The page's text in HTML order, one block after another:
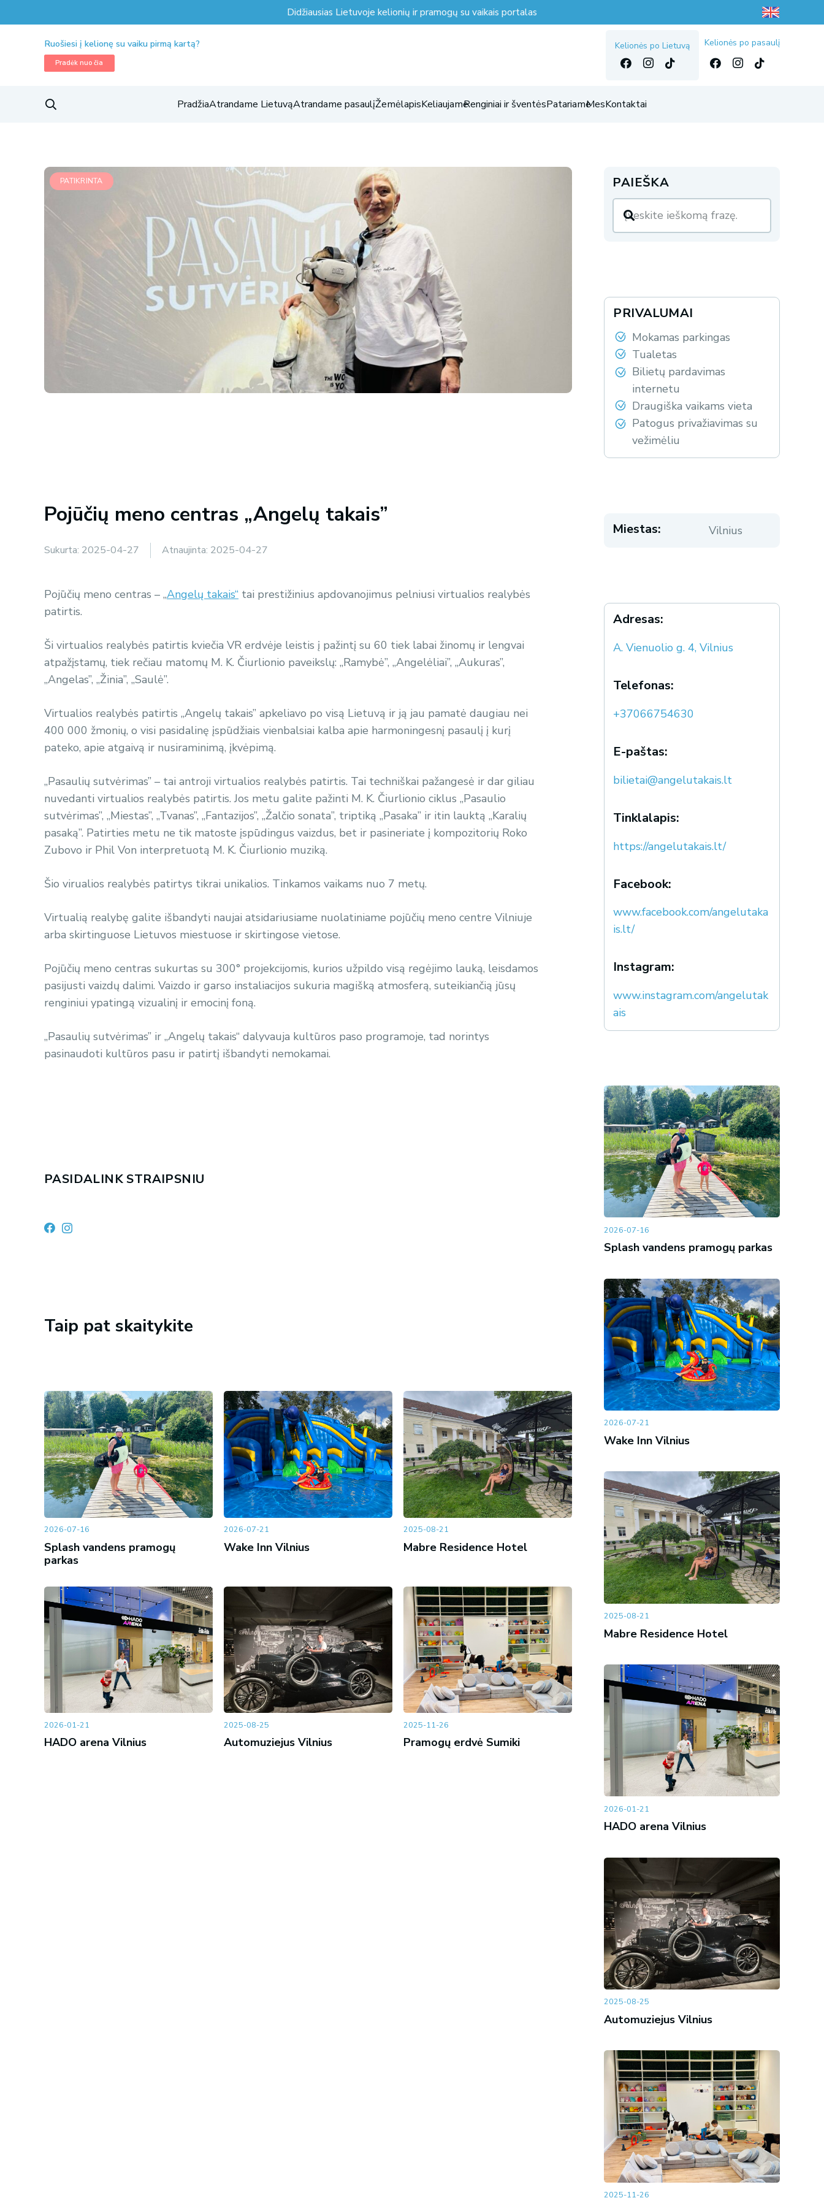
Didžiausias Lietuvoje kelionių ir pramogų su vaikais portalas
Ruošiesi į kelionę su vaiku pirmą kartą?
Pradėk nuo čia
Kelionės po Lietuvą Kelionės po pasaulį
PradžiaAtrandame LietuvąAtrandame pasaulįŽemėlapisKeliaujameRenginiai ir šventėsPatariameMesKontaktai
PATIKRINTA
Pojūčių meno centras „Angelų takais”
Sukurta: 2025-04-27 Atnaujinta: 2025-04-27
Pojūčių meno centras – „Angelų takais“ tai prestižinius apdovanojimus pelniusi virtualios realybės
patirtis.
Ši virtualios realybės patirtis kviečia VR erdvėje leistis į pažintį su 60 tiek labai žinomų ir lengvai
atpažįstamų, tiek rečiau matomų M. K. Čiurlionio paveikslų: „Ramybė”, „Angelėliai”, „Aukuras”,
„Angelas”, „Žinia”, „Saulė”.
Virtualios realybės patirtis „Angelų takais” apkeliavo po visą Lietuvą ir ją jau pamatė daugiau nei
400 000 žmonių, o visi pasidalinę įspūdžiais vienbalsiai kalba apie harmoningesnį pasaulį į kurį
pateko, apie atgaivą ir nusiraminimą, įkvėpimą.
„Pasaulių sutvėrimas” – tai antroji virtualios realybės patirtis. Tai techniškai pažangesė ir dar giliau
nuvedanti virtualios realybės patirtis. Jos metu galite pažinti M. K. Čiurlionio ciklus „Pasaulio
sutvėrimas”, „Miestas”, „Tvanas”, „Fantazijos”, „Žalčio sonata”, triptiką „Pasaka” ir itin lauktą „Karalių
pasaką”. Patirties metu ne tik matoste įspūdingus vaizdus, bet ir pasineriate į kompozitorių Roko
Zubovo ir Phil Von interpretuotą M. K. Čiurlionio muziką.
Šio virualios realybės patirtys tikrai unikalios. Tinkamos vaikams nuo 7 metų.
Virtualią realybę galite išbandyti naujai atsidariusiame nuolatiniame pojūčių meno centre Vilniuje
arba skirtinguose Lietuvos miestuose ir skirtingose vietose.
Pojūčių meno centras sukurtas su 300° projekcijomis, kurios užpildo visą regėjimo lauką, leisdamos
pasijusti vaizdų dalimi. Vaizdo ir garso instaliacijos sukuria magišką atmosferą, suteikiančią jūsų
renginiui ypatingą vizualinį ir emocinį foną.
„Pasaulių sutvėrimas” ir „Angelų takais“ dalyvauja kultūros paso programoje, tad norintys
pasinaudoti kultūros pasu ir patirtį išbandyti nemokamai.
PASIDALINK STRAIPSNIU
Taip pat skaitykite
2026-07-16
Splash vandens pramogų
parkas
2026-07-21
Wake Inn Vilnius
2025-08-21
Mabre Residence Hotel
2026-01-21
HADO arena Vilnius
2025-08-25
Automuziejus Vilnius
2025-11-26
Pramogų erdvė Sumiki
PAIEŠKA
PRIVALUMAI
Mokamas parkingas
Tualetas
Bilietų pardavimas
internetu
Draugiška vaikams vieta
Patogus privažiavimas su
vežimėliu
Miestas: Vilnius
Adresas:
A. Vienuolio g. 4, Vilnius
Telefonas:
+37066754630
E-paštas:
bilietai@angelutakais.lt
Tinklalapis:
https://angelutakais.lt/
Facebook:
www.facebook.com/angelutaka
is.lt/
Instagram:
www.instagram.com/angelutak
ais
2026-07-16
Splash vandens pramogų parkas
2026-07-21
Wake Inn Vilnius
2025-08-21
Mabre Residence Hotel
2026-01-21
HADO arena Vilnius
2025-08-25
Automuziejus Vilnius
2025-11-26